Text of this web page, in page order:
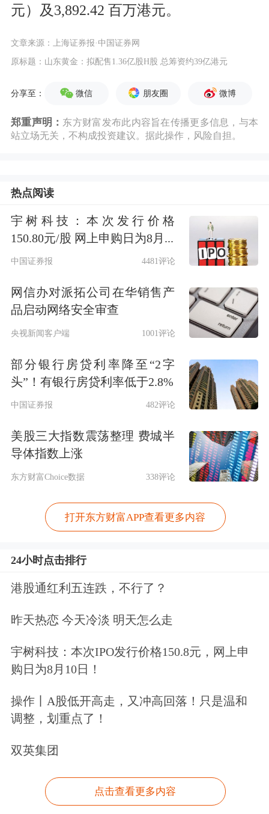
元）及3,892.42 百万港元。
文章来源：上海证券报·中国证券网
原标题：山东黄金：拟配售1.36亿股H股 总筹资约39亿港元
分享至： 微信 朋友圈 微博
郑重声明： 东方财富发布此内容旨在传播更多信息，与本
站立场无关，不构成投资建议。据此操作，风险自担。
热点阅读
宇树科技：本次发行价格
150.80元/股 网上申购日为8月...
中国证券报 4481评论
网信办对派拓公司在华销售产
品启动网络安全审查
央视新闻客户端 1001评论
部分银行房贷利率降至“2字
头”！有银行房贷利率低于2.8%
中国证券报 482评论
美股三大指数震荡整理 费城半
导体指数上涨
东方财富Choice数据 338评论
打开东方财富APP查看更多内容
24小时点击排行
港股通红利五连跌，不行了？
昨天热恋 今天冷淡 明天怎么走
宇树科技：本次IPO发行价格150.8元，网上申
购日为8月10日！
操作丨A股低开高走，又冲高回落！只是温和
调整，划重点了！
双英集团
点击查看更多内容